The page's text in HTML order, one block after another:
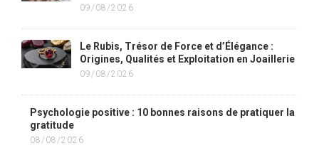
09/08/2026
Le Rubis, Trésor de Force et d’Élégance :
Origines, Qualités et Exploitation en Joaillerie
09/08/2026
Psychologie positive : 10 bonnes raisons de pratiquer la
gratitude
08/08/2026